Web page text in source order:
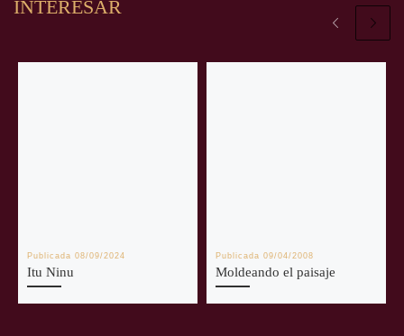
INTERESAR
Publicada08/09/2024
Itu Ninu
Publicada09/04/2008
Moldeando el paisaje